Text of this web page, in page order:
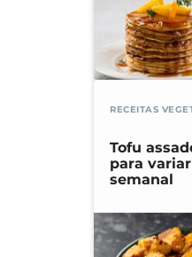
RECEITAS
Tofu
para
semanal